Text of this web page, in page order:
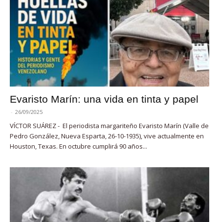
Evaristo Marín: una vida en tinta y papel
- 26/09/2025
VÍCTOR SUÁREZ - El periodista margariteño Evaristo Marín (Valle de
Pedro González, Nueva Esparta, 26-10-1935), vive actualmente en
Houston, Texas. En octubre cumplirá 90 años...